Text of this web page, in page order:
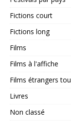
Fictions court
Fictions long
Films
Films à l'affiche
Films étrangers
Livres
Non classé